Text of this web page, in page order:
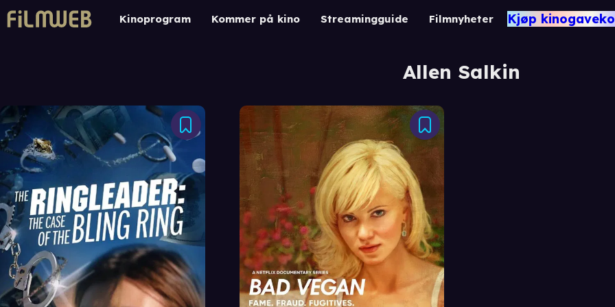
Kinoprogram Kommer på kino Streamingguide Filmnyheter Kjøp
Allen Salkin